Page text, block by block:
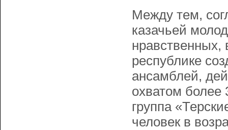
Между тем,
казачьей
нравственных,
республике
ансамблей,
охватом более
группа
человек в